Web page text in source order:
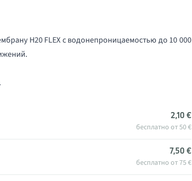
H20 FLEX с водонепроницаемостью до 10 000
2,10 €
бесплатно от 50 €
7,50 €
бесплатно от 75 €